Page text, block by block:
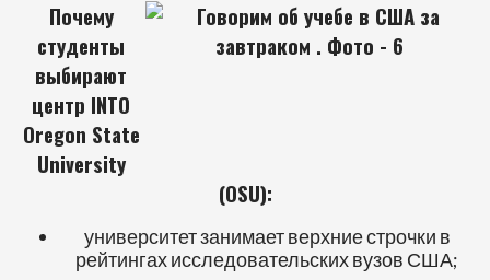
Почему
студенты
выбирают
центр INTO
Oregon State
University
(OSU):
университет занимает верхние строчки в
рейтингах исследовательских вузов США;